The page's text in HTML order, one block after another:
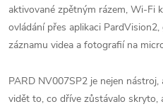
aktivované zpětným rázem, Wi-Fi
ovládání přes aplikaci
záznamu videa a fotografií na
PARD NV007SP2 je nejen
vidět to, co dříve zůstávalo